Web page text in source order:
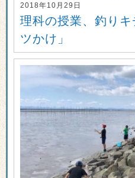
2018年10月29日
理科の授業、釣り
ツかけ」